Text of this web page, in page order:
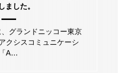
ました。
グランドニッコー東京
クシスコミュニケーシ
A…